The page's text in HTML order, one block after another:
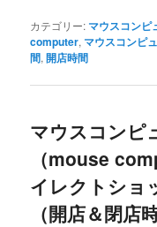
カテゴリー: マウスコンピ
computer, マウスコンピ
間,開店時間
マウスコンピ
（mouse
イレクトショ
（開店＆閉店